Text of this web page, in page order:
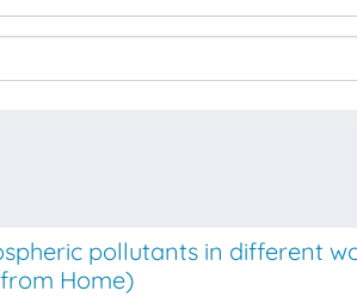
pollutants in different
Home)